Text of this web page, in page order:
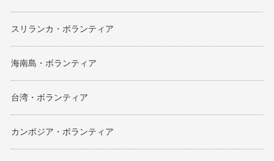
スリランカ・ボランティア
海南島・ボランティア
台湾・ボランティア
カンボジア・ボランティア